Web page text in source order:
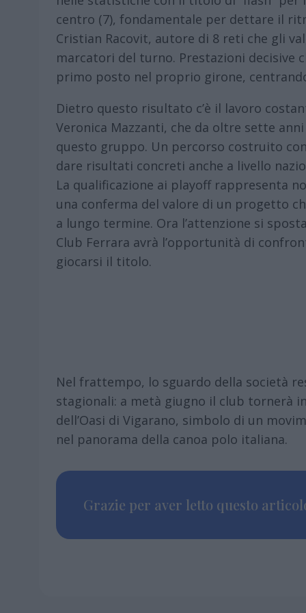
centro (7), fondamentale per dettare il
Cristian Racovit, autore di 8 reti che gli
marcatori del turno. Prestazioni decisive
primo posto nel proprio girone,
Dietro questo risultato c’è il lavoro
Veronica Mazzanti, che da oltre sette
questo gruppo. Un percorso costruito
dare risultati concreti anche a livello
La qualificazione ai playoff rappresenta
una conferma del valore di un progetto
a lungo termine. Ora l’attenzione si
Club Ferrara avrà l’opportunità di
giocarsi il titolo.
Nel frattempo, lo sguardo della società
stagionali: a metà giugno il club tornerà
dell’Oasi di Vigarano, simbolo di un
nel panorama della canoa polo italiana.
Grazie per aver letto questo